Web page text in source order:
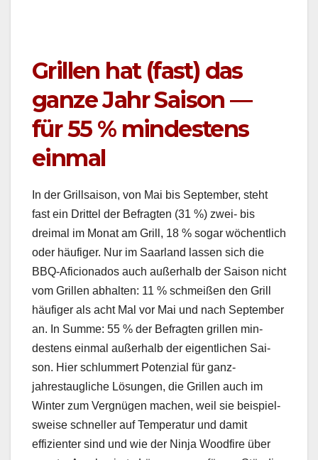
Grillen hat (fast) das
ganze Jahr Saison —
für 55 % mindestens
einmal
In der Grill­sai­son, von Mai bis Sep­tem­ber, ste­ht
fast ein Drit­tel der Befragten (31 %) zwei- bis
dreimal im Monat am Grill, 18 % sog­ar wöchentlich
oder häu­figer. Nur im Saar­land lassen sich die
BBQ-Afi­ciona­dos auch außer­halb der Sai­son nicht
vom Grillen abhal­ten: 11 % schmeißen den Grill
häu­figer als acht Mal vor Mai und nach Sep­tem­ber
an. In Summe: 55 % der Befragten grillen min­
destens ein­mal außer­halb der eigentlichen Sai­
son. Hier schlum­mert Poten­zial für ganz­
jahrestaugliche Lösun­gen, die Grillen auch im
Win­ter zum Vergnü­gen machen, weil sie beispiel­
sweise schneller auf Tem­per­atur und damit
effizien­ter sind und wie der Nin­ja Wood­fire über